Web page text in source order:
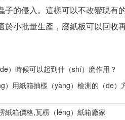
子的侵入。這樣可以不改變現
小批量生產，廢紙板可以回收再
）時候可以起到什（shí）麽作用？
）用紙箱抽樣（yàng）檢測的（de）
紙箱價格,瓦楞（léng）紙箱廠家